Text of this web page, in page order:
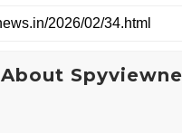
About